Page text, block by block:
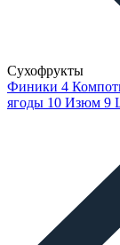
Сухофрукты
Финики 4
ягоды 10 Изюм 9